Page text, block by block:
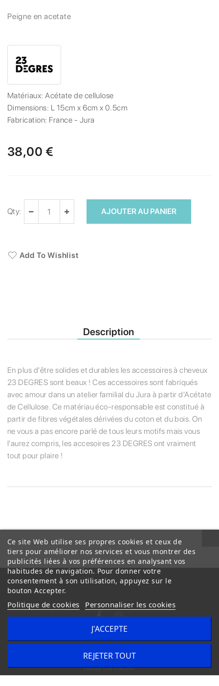
Peigne en acetate
Matériaux:Acétate de cellulose
Dimensions: L 15cm x 6cm x 0.5cm
Fabrication: France - Jura
38,00 €
Qty: AJOUTER AU PANIER
Add To Wishlist
Description
En plus d'être solides et durables les accessoires à cheveux
23 DEGRES sont beaux ! Ces accessoires sont fabriqués
avec amour dans un atelier familial du Jura à partir d'Acétate
de Cellulose. Ce matériau éco-responsable est constitué à
partir de fibres végétales dérivées du coton et du bois. On
ne vous a pas encore parlé de tous leurs motifs mais vous
l'aurez compris, les accesoires 23 DEGRES ont vraiment
tout pour plaire !
Conditions Générales de Vente
Nous contacter
Ce site Web utilise ses propres cookies et ceux de
tiers pour améliorer nos services et vous montrer des
publicités liées à vos préférences en analysant vos
habitudes de navigation. Pour donner votre
consentement à son utilisation, appuyez sur le
bouton Accepter.
Politique de cookies Personnaliser les cookies
REJETER TOUT
J'ACCEPTE